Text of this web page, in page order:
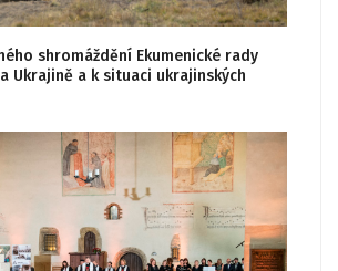
shromáždění Ekumenické rady
Ukrajině a k situaci ukrajinských